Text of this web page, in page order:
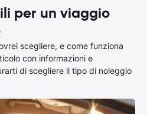
per un viaggio
scegliere, e come funziona
con informazioni e
di scegliere il tipo di noleggio